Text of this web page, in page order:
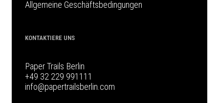
Allgemeine Geschäftsbedingungen
KONTAKTIERE UNS
Paper Trails Berlin
+49 32 229 991111
info@papertrailsberlin.com